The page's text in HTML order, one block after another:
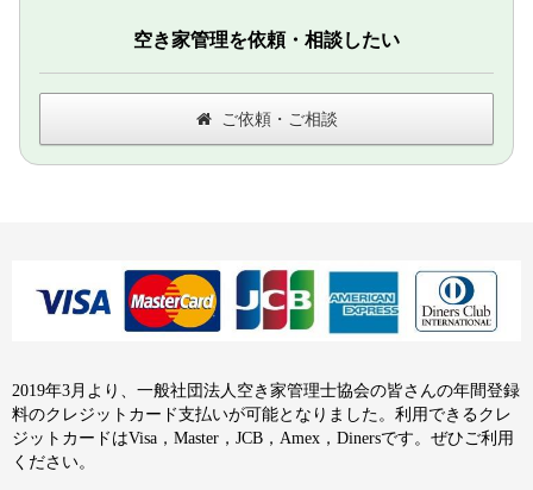
空き家管理を依頼・相談したい
ご依頼・ご相談
2019年3月より、一般社団法人空き家管理士協会の皆さんの年間登録
料のクレジットカード支払いが可能となりました。利用できるクレ
ジットカードはVisa，Master，JCB，Amex，Dinersです。ぜひご利用
ください。